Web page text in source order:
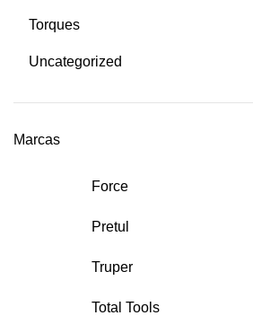
Torques
Uncategorized
Marcas
Force
Pretul
Truper
Total Tools